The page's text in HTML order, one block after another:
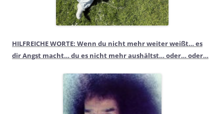
HILFREICHE WORTE: Wenn du nicht mehr weiter weißt… es
dir Angst macht… du es nicht mehr aushältst… oder… oder…